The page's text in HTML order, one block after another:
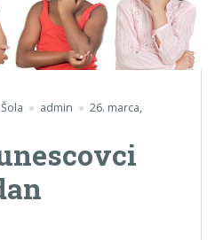
Šola admin
26. marca,